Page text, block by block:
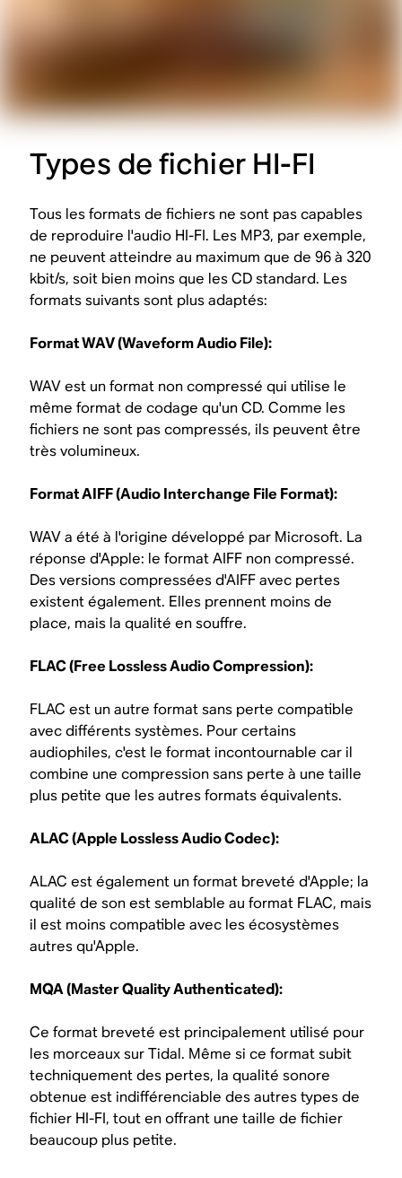
Types de fichier HI-FI
Tous les formats de fichiers ne sont pas capables
de reproduire l'audio HI-FI. Les MP3, par exemple,
ne peuvent atteindre au maximum que de 96 à 320
kbit/s, soit bien moins que les CD standard. Les
formats suivants sont plus adaptés:
Format WAV (Waveform Audio File):
WAV est un format non compressé qui utilise le
même format de codage qu'un CD. Comme les
fichiers ne sont pas compressés, ils peuvent être
très volumineux.
Format AIFF (Audio Interchange File Format):
WAV a été à l'origine développé par Microsoft. La
réponse d'Apple: le format AIFF non compressé.
Des versions compressées d'AIFF avec pertes
existent également. Elles prennent moins de
place, mais la qualité en souffre.
FLAC (Free Lossless Audio Compression):
FLAC est un autre format sans perte compatible
avec différents systèmes. Pour certains
audiophiles, c'est le format incontournable car il
combine une compression sans perte à une taille
plus petite que les autres formats équivalents.
ALAC (Apple Lossless Audio Codec):
ALAC est également un format breveté d'Apple; la
qualité de son est semblable au format FLAC, mais
il est moins compatible avec les écosystèmes
autres qu'Apple.
MQA (Master Quality Authenticated):
Ce format breveté est principalement utilisé pour
les morceaux sur Tidal. Même si ce format subit
techniquement des pertes, la qualité sonore
obtenue est indifférenciable des autres types de
fichier HI-FI, tout en offrant une taille de fichier
beaucoup plus petite.